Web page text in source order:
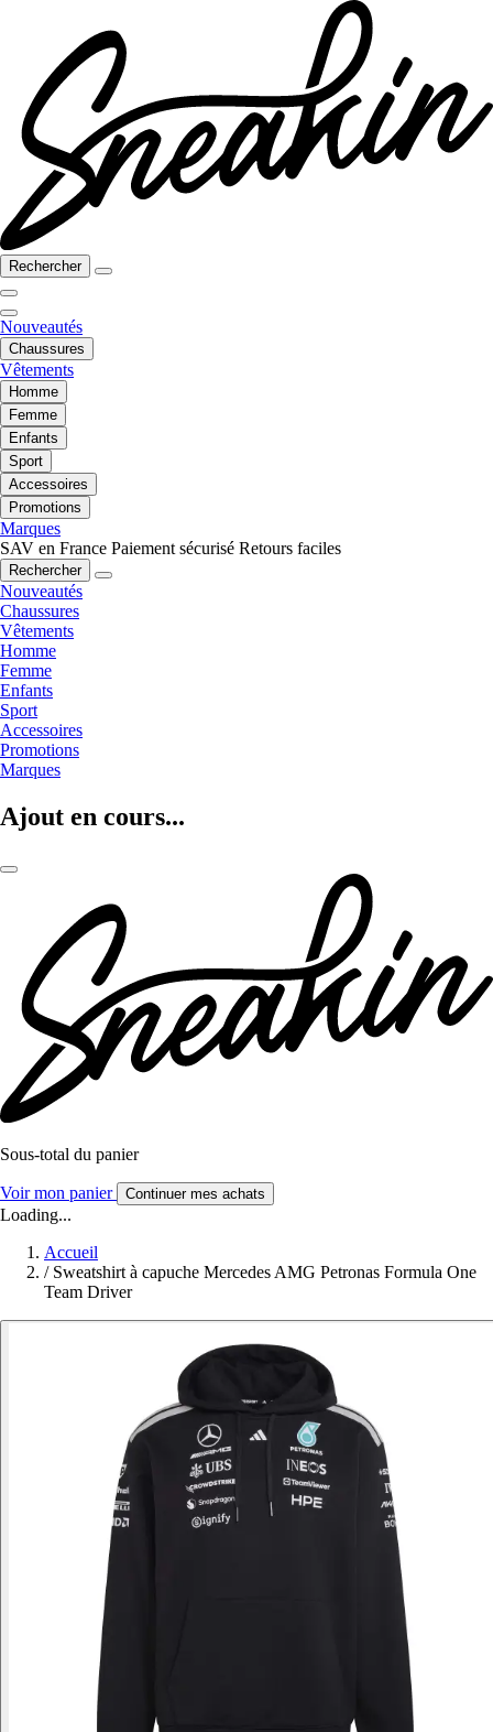
Rechercher
Nouveautés
Chaussures
Vêtements
Homme
Femme
Enfants
Sport
Accessoires
Promotions
Marques
SAV en France Paiement sécurisé Retours faciles
Rechercher
Nouveautés
Chaussures
Vêtements
Homme
Femme
Enfants
Sport
Accessoires
Promotions
Marques
Ajout en cours...
Sous-total du panier
Voir mon panier Continuer mes achats
Loading...
Accueil
/ Sweatshirt à capuche Mercedes AMG Petronas Formula One
Team Driver